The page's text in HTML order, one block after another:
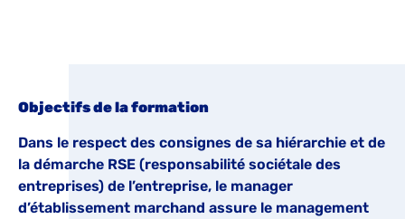
Objectifs de la formation
Dans le respect des consignes de sa hiérarchie et de
la démarche RSE (responsabilité sociétale des
entreprises) de l’entreprise, le manager
d’établissement marchand assure le management